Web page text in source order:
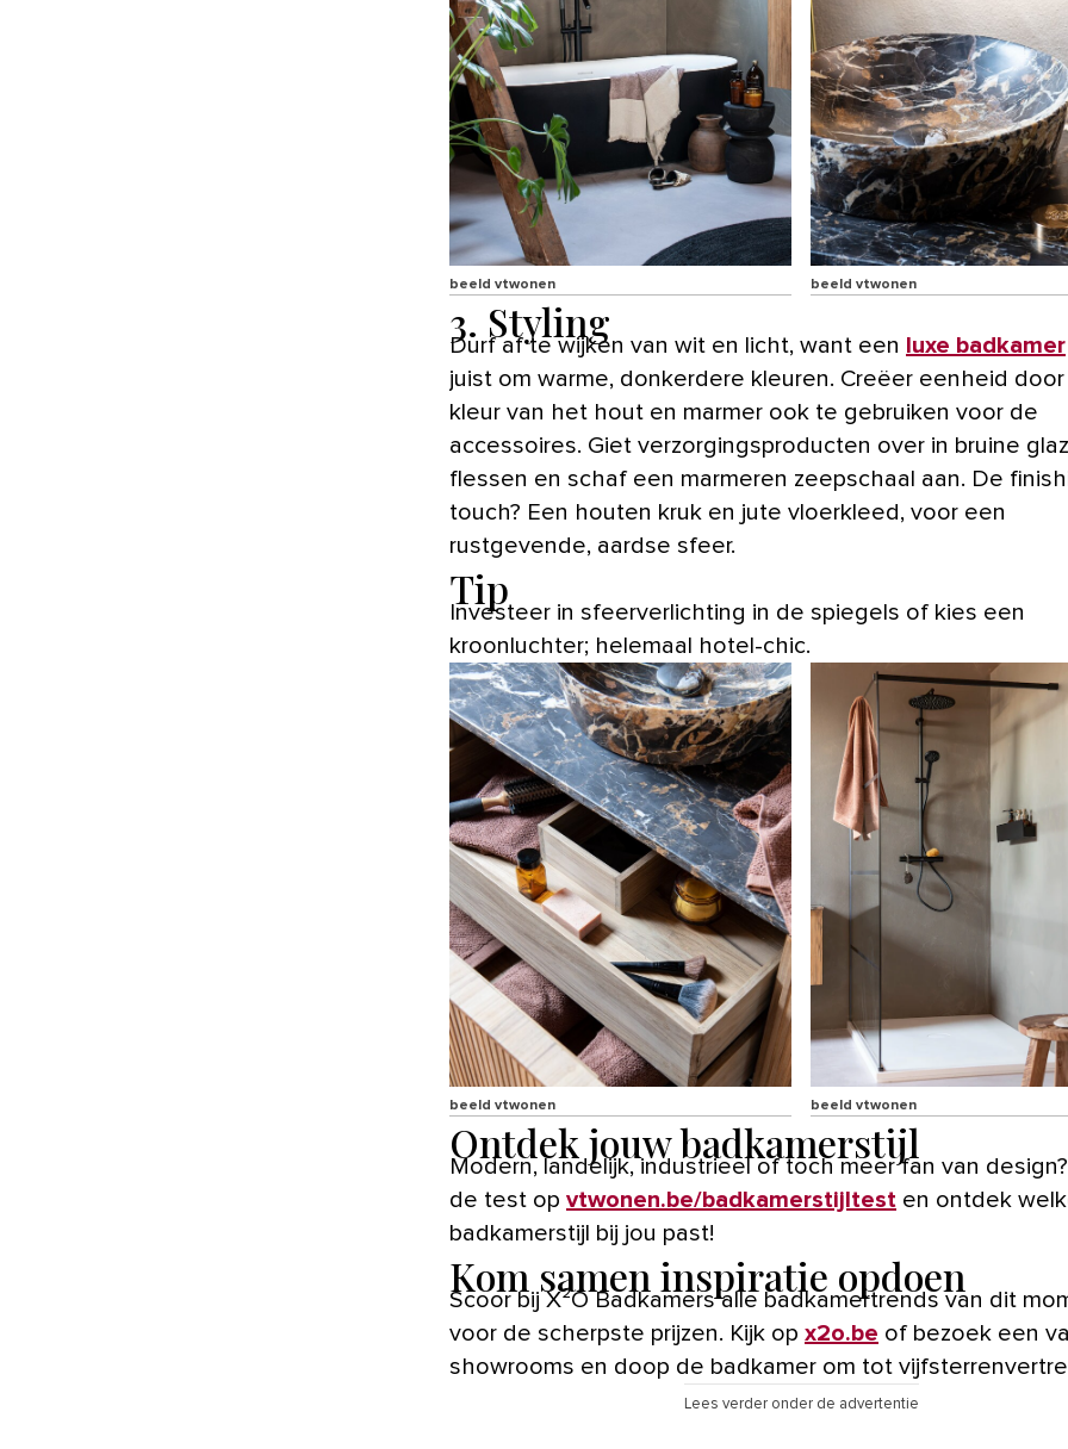
beeld vtwonen beeld vtwonen
3. Styling
Durf af te wijken van wit en licht, want een luxe badkamer
juist om warme, donkerdere kleuren. Creëer eenheid
kleur van het hout en marmer ook te gebruiken voor de
accessoires. Giet verzorgingsproducten over in bruine
flessen en schaf een marmeren zeepschaal aan. De
touch? Een houten kruk en jute vloerkleed, voor een
rustgevende, aardse sfeer.
Tip
Investeer in sfeerverlichting in de spiegels of kies een
kroonluchter; helemaal hotel-chic.
beeld vtwonen beeld vtwonen
Ontdek jouw badkamerstijl
Modern, landelijk, industrieel of toch meer fan van
de test op vtwonen.be/badkamerstijltest en ontdek
badkamerstijl bij jou past!
Kom samen inspiratie opdoen
Scoor bij X²O Badkamers alle badkamertrends van dit
voor de scherpste prijzen. Kijk op x2o.be of bezoek een
showrooms en doop de badkamer om tot
Lees verder onder de advertentie